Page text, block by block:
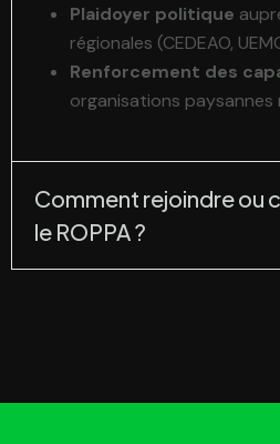
Plaidoyer politique
régionales (CEDEAO,
Renforcement des
organisations paysannes
Comment rejoindre ou
le ROPPA ?